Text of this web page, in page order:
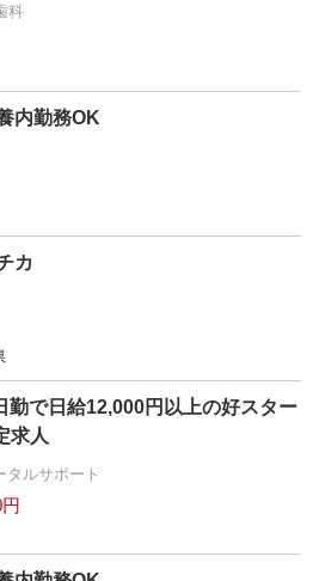
科
内勤務OK
カ
勤で日給12,000円以上の好スター
求人
ルサポート